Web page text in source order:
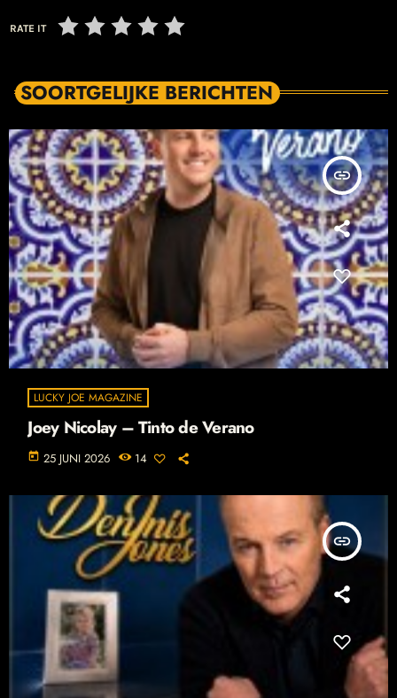
RATE IT
SOORTGELIJKE BERICHTEN
insert_link
LUCKY JOE MAGAZINE
Joey Nicolay – Tinto de Verano
today 25 JUNI 2026 14
insert_link